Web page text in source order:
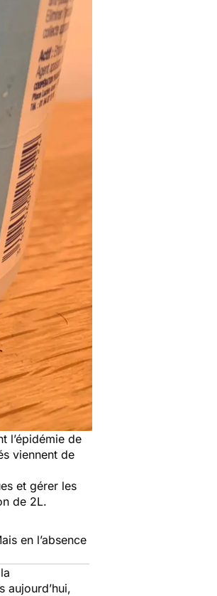
l’épidémie de
viennent de
et gérer les
de 2L.
en l’absence
aujourd’hui,